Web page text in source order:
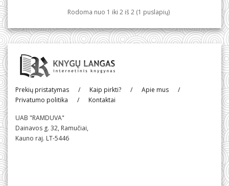
Rodoma nuo 1 iki 2 iš 2 (1 puslapių)
Prekių pristatymas / Kaip pirkti? / Apie mus
/
Privatumo politika
/ Kontaktai
UAB "RAMDUVA"
Dainavos g. 32, Ramučiai,
Kauno raj. LT-5446